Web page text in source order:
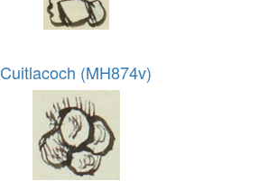
Cuitlacoch (MH874v)